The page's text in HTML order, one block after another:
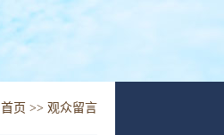
首页 >> 观众留言